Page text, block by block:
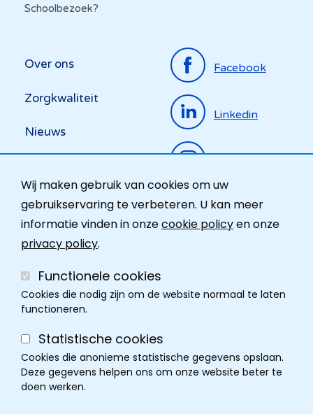
Wij maken gebruik van cookies om uw
gebruikservaring te verbeteren. U kan meer
informatie vinden in onzecookie policyen onze
privacy policy.
Functionele cookies
Cookies die nodig zijn om de website normaal te laten
functioneren.
Statistische cookies
Cookies die anonieme statistische gegevens opslaan.
Deze gegevens helpen ons om onze website beter te
doen werken.
Schoolbezoek?
Top
menu
Over ons
Zorgkwaliteit
Nieuws
Ombudsdienst
Facebook
Linkedin
Instagram